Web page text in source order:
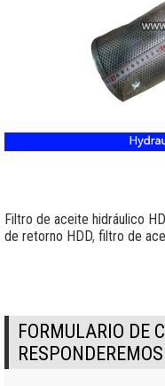
Filtro de aceite hidráulico
de retorno HDD, filtro de
FORMULARIO DE